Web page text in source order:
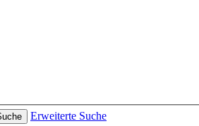
Erweiterte Suche